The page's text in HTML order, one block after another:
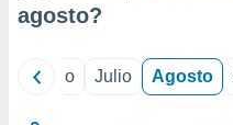
agosto?
Junio Julio Agosto